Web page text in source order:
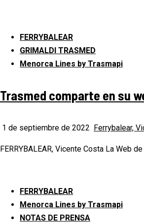
FERRYBALEAR
GRIMALDI TRASMED
Menorca Lines by Trasmapi
Trasmed comparte en su
1 de septiembre de 2022 Ferrybalear,
FERRYBALEAR, Vicente Costa La Web
FERRYBALEAR
Menorca Lines by Trasmapi
NOTAS DE PRENSA